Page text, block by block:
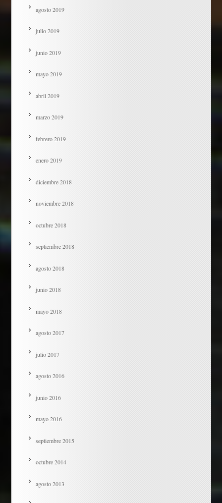
agosto 2019
julio 2019
junio 2019
mayo 2019
abril 2019
marzo 2019
febrero 2019
enero 2019
diciembre 2018
noviembre 2018
octubre 2018
septiembre 2018
agosto 2018
junio 2018
mayo 2018
agosto 2017
julio 2017
agosto 2016
junio 2016
mayo 2016
septiembre 2015
octubre 2014
agosto 2013